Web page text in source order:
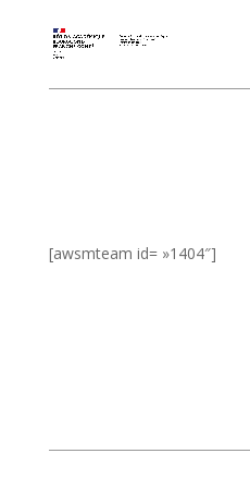
[awsmteam id= »1404″]